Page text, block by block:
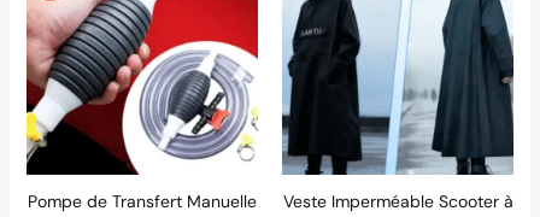
Pompe de Transfert Manuelle
Veste Imperméable Scooter à